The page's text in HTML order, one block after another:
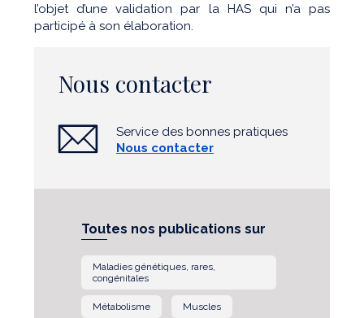
l’objet d’une validation par la HAS qui n’a pas
participé à son élaboration.
Nous contacter
Service des bonnes pratiques
Nous contacter
Toutes nos publications sur
Maladies génétiques, rares,
congénitales
Métabolisme Muscles